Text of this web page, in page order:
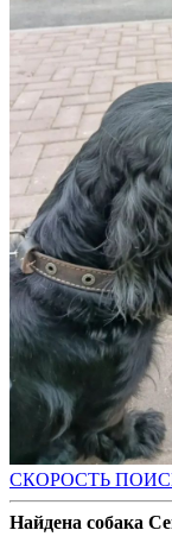
СКОРОСТЬ
Найдена собака